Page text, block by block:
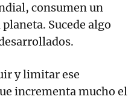
consumen un
Sucede algo
y limitar ese
incrementa mucho el